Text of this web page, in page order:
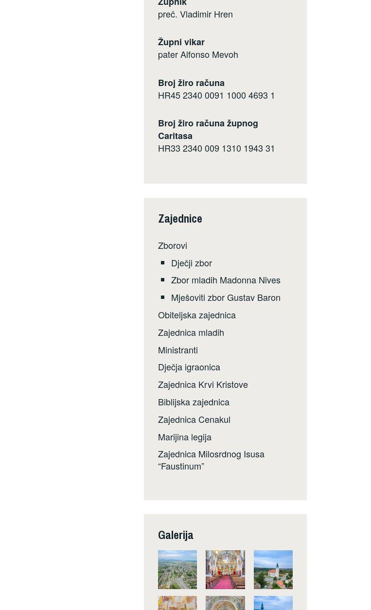
preč. Vladimir Hren
Župni vikar
pater Alfonso Mevoh
Broj žiro računa
HR45 2340 0091 1000 4693 1
Broj žiro računa župnog
Caritasa
HR33 2340 009 1310 1943 31
Zajednice
Zborovi
Dječji zbor
Zbor mladih Madonna Nives
Mješoviti zbor Gustav Baron
Obiteljska zajednica
Zajednica mladih
Ministranti
Dječja igraonica
Zajednica Krvi Kristove
Biblijska zajednica
Zajednica Cenakul
Marijina legija
Zajednica Milosrdnog Isusa
“Faustinum”
Galerija